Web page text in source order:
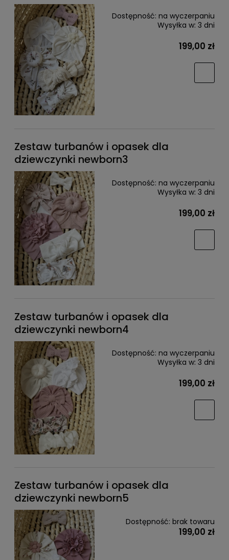
Dostępność: na wyczerpaniu
Wysyłka w: 3 dni
199,00 zł
Zestaw turbanów i opasek dla
dziewczynki newborn3
Dostępność: na wyczerpaniu
Wysyłka w: 3 dni
199,00 zł
Zestaw turbanów i opasek dla
dziewczynki newborn4
Dostępność: na wyczerpaniu
Wysyłka w: 3 dni
199,00 zł
Zestaw turbanów i opasek dla
dziewczynki newborn5
Dostępność: brak towaru
199,00 zł